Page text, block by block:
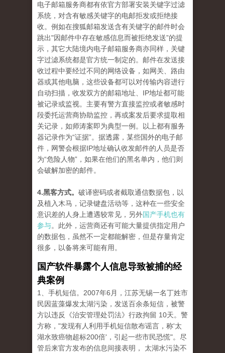
电子邮箱服务商都有依官方部署安装关键字过滤
系统，对含有敏感关键字的电邮拒发或拒绝接
收。例如在搜狐邮箱发送含有关键字的邮件时会
跳出"因邮件中存在敏感信息而被拒绝发送”的提
示，其它大陆境内电子邮箱服务商亦同样，关键
字过滤系统都是官方统一制定的。邮件在发送接
收过程中要经过不同的网络设备，如网关、路由
器或其他电脑，这些设备都可以对传输内容进行
自动扫描，收发双方的邮箱地址、IP地址都可能
被记录或监视。主要有警方直接监控或者敏感时
段委托运营商协助监控，再或案发后要求提取相
关记录，如师涛案即为典型一例。以上都有服务
器记录作为“证据”。据透露，某些国外的电子邮
件，网警会根据IP地址确认收发邮件的人员是否
为“危险人物”，如果在他们的黑名单内，他们则
会破解加密的邮件。
4.黑客方式。 破译密码或者截取通信数据包，以
及植入木马，记录键盘活动等，这种在一些安全
意识差的人身上遭遇较常见，另外国产手机也有
参与。此外，运营商还有可能大量提供指定用户
的数据包，虽然不一定都能解密，但是存量肯定
很多，以备将来可能有用。
国产软件暴露个人信息导致被捕的经
典案例
1、手机短信。2007年6月，江苏无锡一名丁姓市
民因蓝藻爆发太湖污染，发送百余条短信，被警
方以违反《治安管理处罚法》行政拘留 10天。警
方称，"发现有人利用手机短信散布谣言，称'太
湖水致癌物超标200倍'，引起一些市民恐慌"。尽
管后来官方发布的信息间接表明， 太湖水污染不